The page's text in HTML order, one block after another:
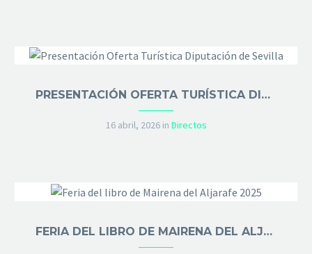
PRESENTACIÓN OFERTA TURÍSTICA DIPUTACIÓN DE SEVILLA
16 abril, 2026 in Directos
FERIA DEL LIBRO DE MAIRENA DEL ALJARAFE 2025